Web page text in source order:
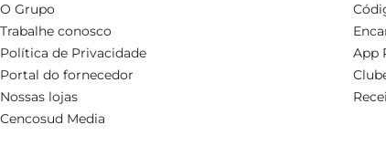
O Grupo
Trabalhe conosco
Política de Privacidade
Portal do fornecedor
Nossas lojas
Cencosud Media
App